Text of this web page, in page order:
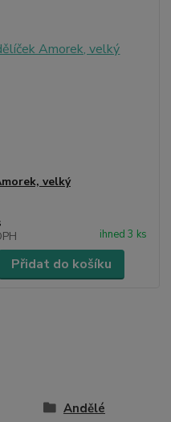
velký
ihned 3 ks
Přidat do košíku
Andělé